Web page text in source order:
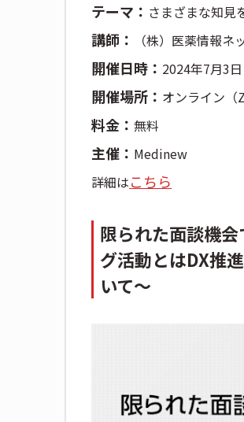
テーマ： さまざまな知見
講師： （株）医薬情報
開催日時： 2024年7月3
開催場所： オンライン（
料金： 無料
主催： Medinew
詳細はこちら
限られた面談機
グ活動とはDX推
いて～